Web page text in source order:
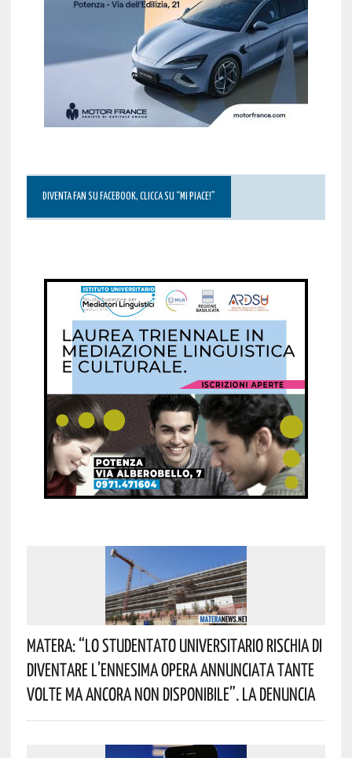
DIVENTA FAN SU FACEBOOK, CLICCA SU “MI PIACE!”
Matera: “Lo Studentato Universitario Rischia Di
Diventare L’ennesima Opera Annunciata Tante
Volte Ma Ancora Non Disponibile”. La Denuncia